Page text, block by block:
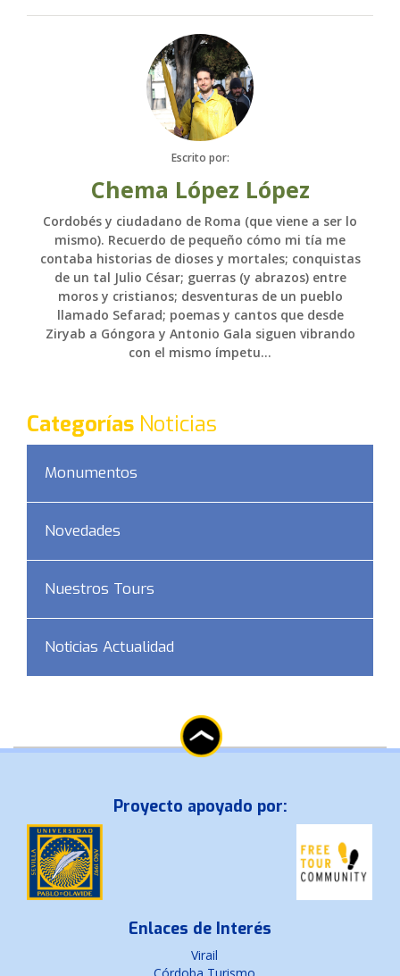
Escrito por:
Chema López López
Cordobés y ciudadano de Roma (que viene a ser lo
mismo). Recuerdo de pequeño cómo mi tía me
contaba historias de dioses y mortales; conquistas
de un tal Julio César; guerras (y abrazos) entre
moros y cristianos; desventuras de un pueblo
llamado Sefarad; poemas y cantos que desde
Ziryab a Góngora y Antonio Gala siguen vibrando
con el mismo ímpetu...
Categorías Noticias
Monumentos
Novedades
Nuestros Tours
Noticias Actualidad
Proyecto apoyado por:
Enlaces de Interés
Virail
Córdoba Turismo